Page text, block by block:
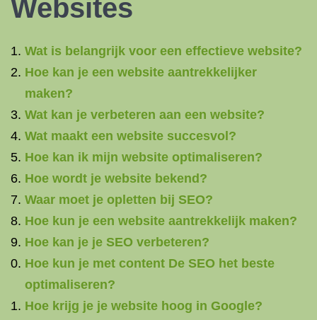
Websites
Wat is belangrijk voor een effectieve website?
Hoe kan je een website aantrekkelijker
maken?
Wat kan je verbeteren aan een website?
Wat maakt een website succesvol?
Hoe kan ik mijn website optimaliseren?
Hoe wordt je website bekend?
Waar moet je opletten bij SEO?
Hoe kun je een website aantrekkelijk maken?
Hoe kan je je SEO verbeteren?
Hoe kun je met content De SEO het beste
optimaliseren?
Hoe krijg je je website hoog in Google?